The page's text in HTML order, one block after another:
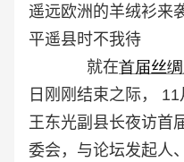
遥远欧洲的羊绒衫来
平遥县时不我待
就在首届丝
日刚刚结束之际，
王东光副县长夜访首
委会，与论坛发起人